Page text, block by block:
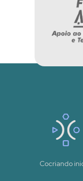
Cocriando